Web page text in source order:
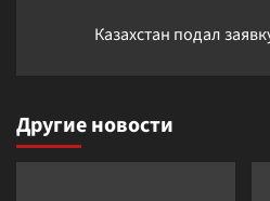
Казахстан подал
Другие новости